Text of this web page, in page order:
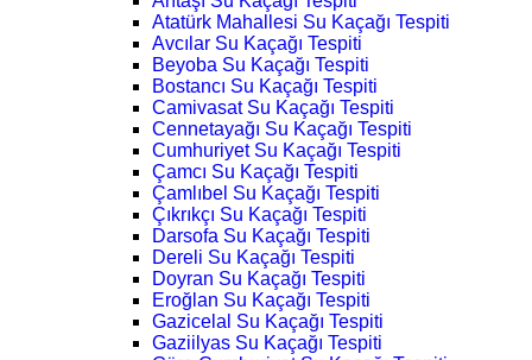
Atatürk Mahallesi Su Kaçağı Tespiti
Avcılar Su Kaçağı Tespiti
Beyoba Su Kaçağı Tespiti
Bostancı Su Kaçağı Tespiti
Camivasat Su Kaçağı Tespiti
Cennetayağı Su Kaçağı Tespiti
Cumhuriyet Su Kaçağı Tespiti
Çamcı Su Kaçağı Tespiti
Çamlıbel Su Kaçağı Tespiti
Çıkrıkçı Su Kaçağı Tespiti
Darsofa Su Kaçağı Tespiti
Dereli Su Kaçağı Tespiti
Doyran Su Kaçağı Tespiti
Eroğlan Su Kaçağı Tespiti
Gazicelal Su Kaçağı Tespiti
Gaziilyas Su Kaçağı Tespiti